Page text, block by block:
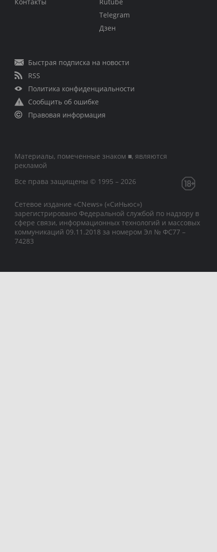
Telegram
Дзен
Быстрая подписка на новости
RSS
Политика конфиденциальности
Сообщить об ошибке
Правовая информация
Материалы, помеченные знаком ■, являются
рекламой
Все права защищены © 1995 – 2026
Сетевое издание «CNews» («СиНьюс»)
зарегистрировано Федеральной службой по надзору в
сфере связи, информационных технологий и массовых
коммуникаций 09.11.2018 за номером Эл № ФС77 –
74283